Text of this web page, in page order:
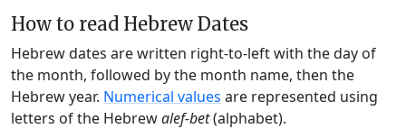
How to read Hebrew Dates
Hebrew dates are written right-to-left with the day of
the month, followed by the month name, then the
Hebrew year. Numerical values are represented using
letters of the Hebrewalef-bet(alphabet).